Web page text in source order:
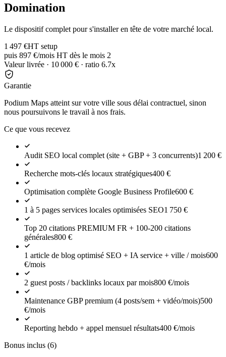
Domination
Le dispositif complet pour s'installer en tête de votre marché local.
1 497 €HT setup
puis 897 €/mois HT dès le mois 2
Valeur livrée · 10 000 € · ratio 6.7x
Garantie
Podium Maps atteint sur votre ville sous délai contractuel, sinon
nous poursuivons le travail à nos frais.
Ce que vous recevez
Audit SEO local complet (site + GBP + 3 concurrents)1 200 €
Recherche mots-clés locaux stratégiques400 €
Optimisation complète Google Business Profile600 €
1 à 5 pages services locales optimisées SEO1 750 €
Top 20 citations PREMIUM FR + 100-200 citations
générales800 €
1 article de blog optimisé SEO + IA service + ville / mois600
€/mois
2 guest posts / backlinks locaux par mois800 €/mois
Maintenance GBP premium (4 posts/sem + vidéo/mois)500
€/mois
Reporting hebdo + appel mensuel résultats400 €/mois
Bonus inclus (6)